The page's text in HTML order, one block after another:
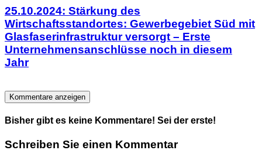
25.10.2024: Stärkung des
Wirtschaftsstandortes: Gewerbegebiet Süd mit
Glasfaserinfrastruktur versorgt – Erste
Unternehmensanschlüsse noch in diesem
Jahr
Kommentare anzeigen
Bisher gibt es keine Kommentare! Sei der erste!
Schreiben Sie einen Kommentar